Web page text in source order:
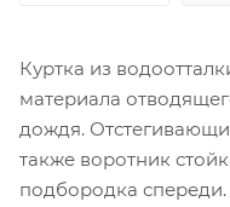
Куртка из
материала
дождя.
также воротник
подбородка